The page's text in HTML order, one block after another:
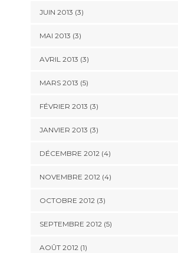
JUIN 2013 (3)
MAI 2013 (3)
AVRIL 2013 (3)
MARS 2013 (5)
FÉVRIER 2013 (3)
JANVIER 2013 (3)
DÉCEMBRE 2012(4)
NOVEMBRE 2012(4)
OCTOBRE 2012(3)
SEPTEMBRE 2012(5)
AOÛT 2012(1)